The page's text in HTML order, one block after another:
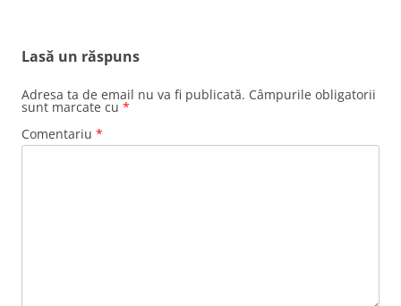
Lasă un răspuns
Adresa ta de email nu va fi publicată. Câmpurile obligatorii
sunt marcate cu *
Comentariu *